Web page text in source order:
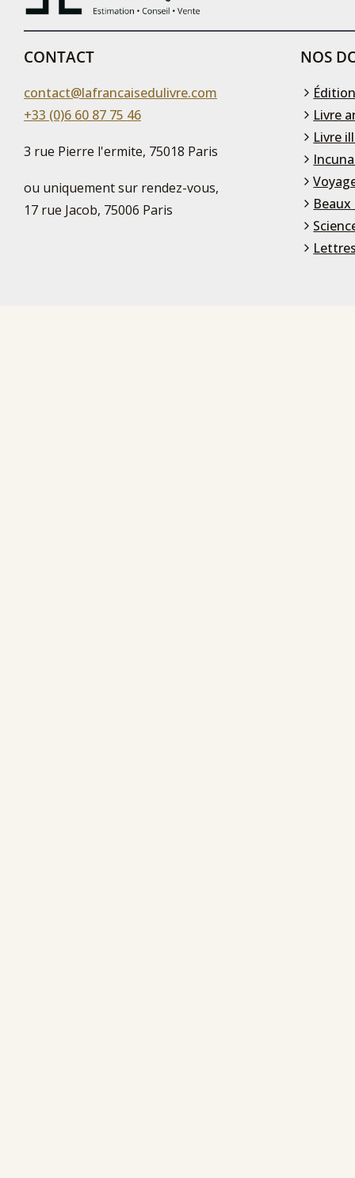
CONTACT
contact@lafrancaisedulivre.com
+33 (0)6 60 87 75 46
3 rue Pierre l'ermite, 75018 Paris
ou uniquement sur rendez-vous,
17 rue Jacob, 75006 Paris
NOS
Livre
Livre